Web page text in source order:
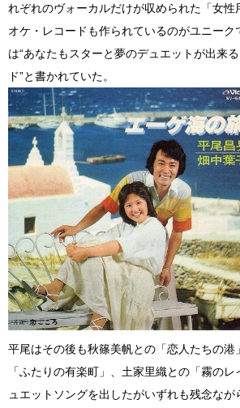
れぞれのヴォーカルだけが収められた「女性
オケ・レコードも作られているのがユニーク
は“あなたもスターと夢のデュエットが出来
ド”と書かれていた。
平尾はその後も秋篠美帆との「恋人たちの港
「ふたりの有楽町」、土家里織との「霧の
ュエットソングを出したがいずれも残念な